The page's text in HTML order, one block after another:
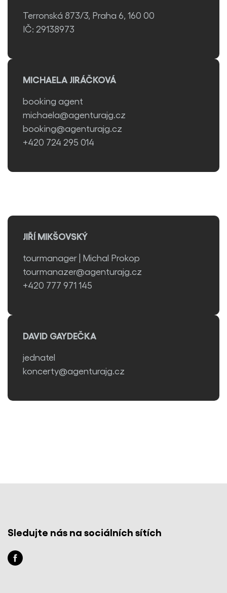
Terronská 873/3, Praha 6, 160 00
IČ: 29138973
MICHAELA JIRÁČKOVÁ
booking agent
michaela@agenturajg.cz
booking@agenturajg.cz
+420 724 295 014
JIŘÍ MIKŠOVSKÝ
tourmanager | Michal Prokop
tourmanazer@agenturajg.cz
+420 777 971 145
DAVID GAYDEČKA
jednatel
koncerty@agenturajg.cz
Sledujte nás na sociálních sítích